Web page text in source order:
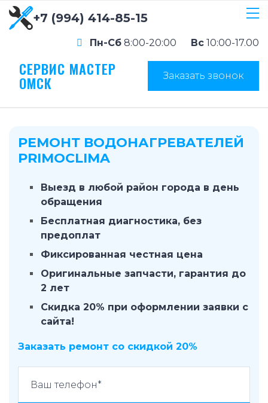
+7 (994) 414-85-15
Пн-Сб 8:00-20:00 Вс 10:00-17.00
СЕРВИС МАСТЕР
ОМСК Заказать звонок
РЕМОНТ ВОДОНАГРЕВАТЕЛЕЙ
PRIMOCLIMA
Выезд в любой район города в день
обращения
Бесплатная диагностика, без
предоплат
Фиксированная честная цена
Оригинальные запчасти, гарантия до
2 лет
Скидка 20% при оформлении заявки с
сайта!
Заказать ремонт со скидкой 20%